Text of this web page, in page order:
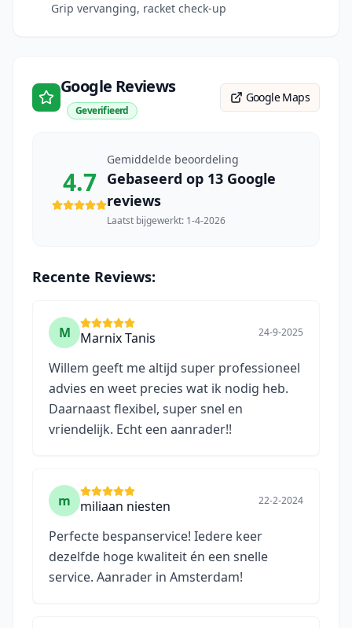
Grip vervanging, racket check-up
Google Reviews
Geverifieerd
Google Maps
4.7
Gemiddelde beoordeling
Gebaseerd op 13 Google
reviews
Laatst bijgewerkt: 1-4-2026
Recente Reviews:
M Marnix Tanis 24-9-2025
Willem geeft me altijd super professioneel
advies en weet precies wat ik nodig heb.
Daarnaast flexibel, super snel en
vriendelijk. Echt een aanrader!!
m miliaan niesten 22-2-2024
Perfecte bespanservice! Iedere keer
dezelfde hoge kwaliteit én een snelle
service. Aanrader in Amsterdam!